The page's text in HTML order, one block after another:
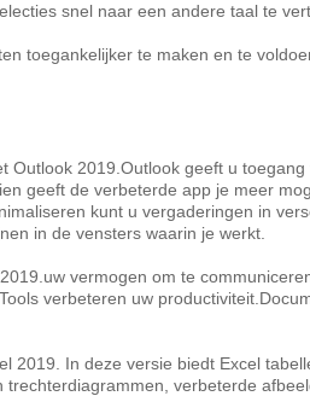
snel naar een andere taal te
toegankelijker te maken en te
2019.Outlook geeft u
geeft de verbeterde app je meer
kunt u vergaderingen in
in de vensters waarin je werkt.
vermogen om te
verbeteren uw
In deze versie biedt Excel
verbeterde